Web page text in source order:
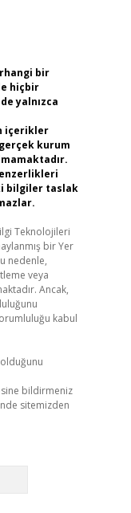
bir
hiçbir
yalnızca
içerikler
kurum
bilgiler taslak
Teknolojileri
bir Yer
nedenle,
veya
Ancak,
kabul
bildirmeniz
sitemizden